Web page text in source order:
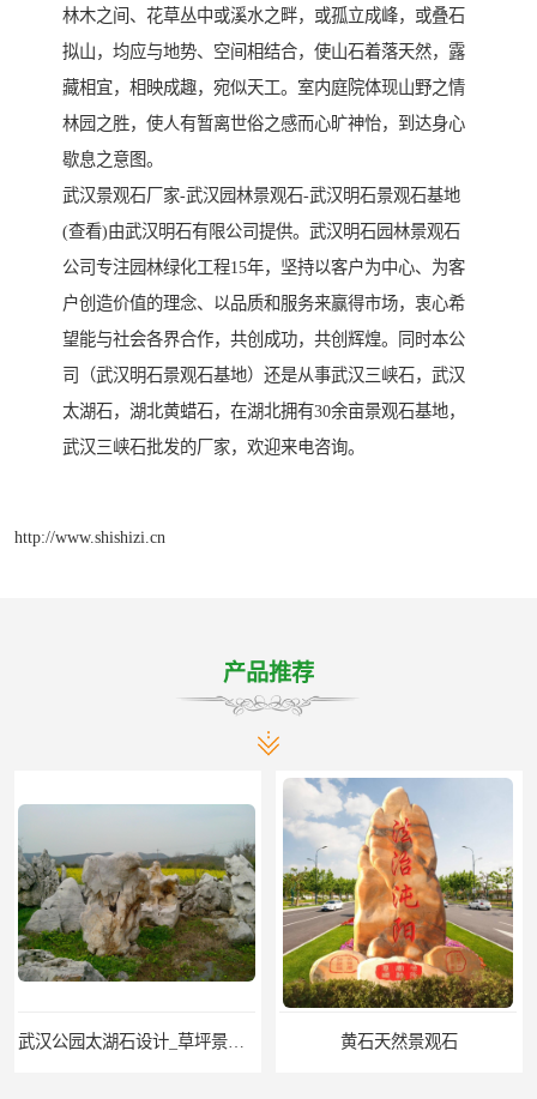
林木之间、花草丛中或溪水之畔，或孤立成峰，或叠石
拟山，均应与地势、空间相结合，使山石着落天然，露
藏相宜，相映成趣，宛似天工。室内庭院体现山野之情
林园之胜，使人有暂离世俗之感而心旷神怡，到达身心
歇息之意图。
武汉景观石厂家-武汉园林景观石-武汉明石景观石基地
(查看)由武汉明石有限公司提供。武汉明石园林景观石
公司专注园林绿化工程15年，坚持以客户为中心、为客
户创造价值的理念、以品质和服务来赢得市场，衷心希
望能与社会各界合作，共创成功，共创辉煌。同时本公
司（武汉明石景观石基地）还是从事武汉三峡石，武汉
太湖石，湖北黄蜡石，在湖北拥有30余亩景观石基地，
武汉三峡石批发的厂家，欢迎来电咨询。
http://www.shishizi.cn
产品推荐
武汉公园太湖石设计_草坪景观石 黄石天然景观石